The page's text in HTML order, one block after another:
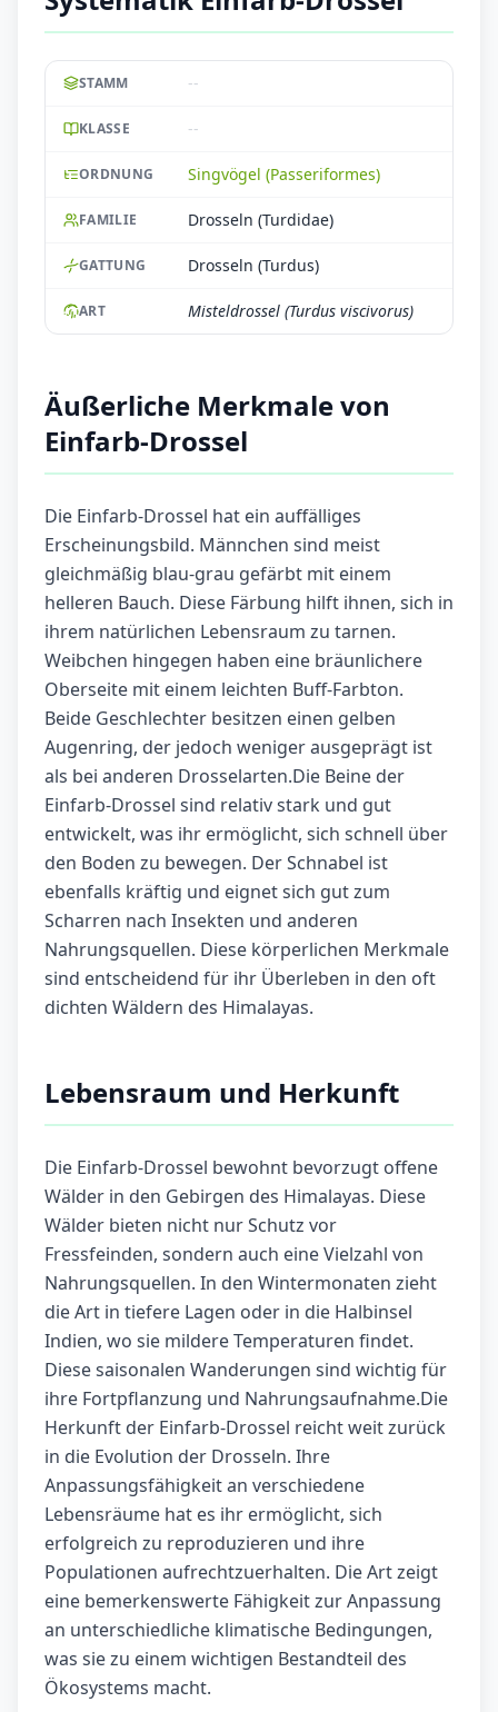
STAMM --
KLASSE --
ORDNUNG Singvögel (Passeriformes)
FAMILIE Drosseln (Turdidae)
GATTUNG Drosseln (Turdus)
ART Misteldrossel (Turdus viscivorus)
Äußerliche Merkmale von
Einfarb-Drossel
Die Einfarb-Drossel hat ein auffälliges
Erscheinungsbild. Männchen sind meist
gleichmäßig blau-grau gefärbt mit einem
helleren Bauch. Diese Färbung hilft ihnen, sich in
ihrem natürlichen Lebensraum zu tarnen.
Weibchen hingegen haben eine bräunlichere
Oberseite mit einem leichten Buff-Farbton.
Beide Geschlechter besitzen einen gelben
Augenring, der jedoch weniger ausgeprägt ist
als bei anderen Drosselarten.Die Beine der
Einfarb-Drossel sind relativ stark und gut
entwickelt, was ihr ermöglicht, sich schnell über
den Boden zu bewegen. Der Schnabel ist
ebenfalls kräftig und eignet sich gut zum
Scharren nach Insekten und anderen
Nahrungsquellen. Diese körperlichen Merkmale
sind entscheidend für ihr Überleben in den oft
dichten Wäldern des Himalayas.
Lebensraum und Herkunft
Die Einfarb-Drossel bewohnt bevorzugt offene
Wälder in den Gebirgen des Himalayas. Diese
Wälder bieten nicht nur Schutz vor
Fressfeinden, sondern auch eine Vielzahl von
Nahrungsquellen. In den Wintermonaten zieht
die Art in tiefere Lagen oder in die Halbinsel
Indien, wo sie mildere Temperaturen findet.
Diese saisonalen Wanderungen sind wichtig für
ihre Fortpflanzung und Nahrungsaufnahme.Die
Herkunft der Einfarb-Drossel reicht weit zurück
in die Evolution der Drosseln. Ihre
Anpassungsfähigkeit an verschiedene
Lebensräume hat es ihr ermöglicht, sich
erfolgreich zu reproduzieren und ihre
Populationen aufrechtzuerhalten. Die Art zeigt
eine bemerkenswerte Fähigkeit zur Anpassung
an unterschiedliche klimatische Bedingungen,
was sie zu einem wichtigen Bestandteil des
Ökosystems macht.